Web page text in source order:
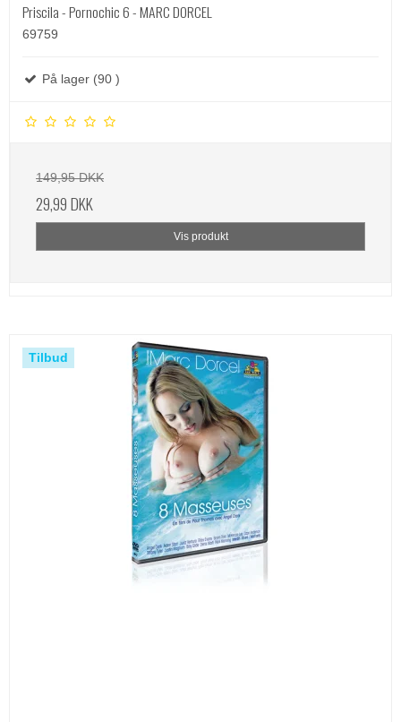
Priscila - Pornochic 6 - MARC DORCEL
69759
På lager (90 )
149,95 DKK
29,99 DKK
Vis produkt
Tilbud